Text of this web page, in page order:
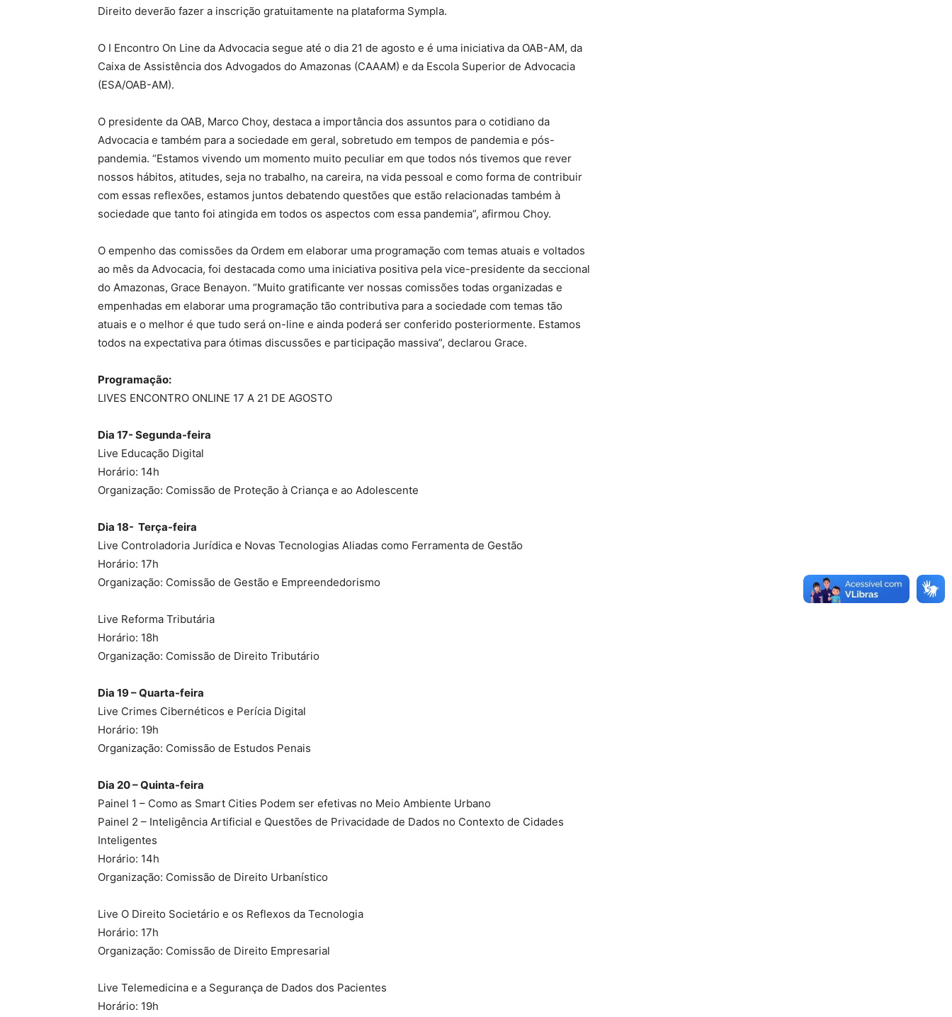
Direito deverão fazer a inscrição gratuitamente na plataforma Sympla.
O I Encontro On Line da Advocacia segue até o dia 21 de agosto e é uma iniciativa da OAB-AM, da
Caixa de Assistência dos Advogados do Amazonas (CAAAM) e da Escola Superior de Advocacia
(ESA/OAB-AM).
O presidente da OAB, Marco Choy, destaca a importância dos assuntos para o cotidiano da
Advocacia e também para a sociedade em geral, sobretudo em tempos de pandemia e pós-
pandemia. “Estamos vivendo um momento muito peculiar em que todos nós tivemos que rever
nossos hábitos, atitudes, seja no trabalho, na careira, na vida pessoal e como forma de contribuir
com essas reflexões, estamos juntos debatendo questões que estão relacionadas também à
sociedade que tanto foi atingida em todos os aspectos com essa pandemia”, afirmou Choy.
O empenho das comissões da Ordem em elaborar uma programação com temas atuais e voltados
ao mês da Advocacia, foi destacada como uma iniciativa positiva pela vice-presidente da seccional
do Amazonas, Grace Benayon. “Muito gratificante ver nossas comissões todas organizadas e
empenhadas em elaborar uma programação tão contributiva para a sociedade com temas tão
atuais e o melhor é que tudo será on-line e ainda poderá ser conferido posteriormente. Estamos
todos na expectativa para ótimas discussões e participação massiva”, declarou Grace.
Programação:
LIVES ENCONTRO ONLINE 17 A 21 DE AGOSTO
Dia 17- Segunda-feira
Live Educação Digital
Horário: 14h
Organização: Comissão de Proteção à Criança e ao Adolescente
Dia 18- Terça-feira
Live Controladoria Jurídica e Novas Tecnologias Aliadas como Ferramenta de Gestão
Horário: 17h
Organização: Comissão de Gestão e Empreendedorismo
Live Reforma Tributária
Horário: 18h
Organização: Comissão de Direito Tributário
Dia 19 – Quarta-feira
Live Crimes Cibernéticos e Perícia Digital
Horário: 19h
Organização: Comissão de Estudos Penais
Dia 20 – Quinta-feira
Painel 1 – Como as Smart Cities Podem ser efetivas no Meio Ambiente Urbano
Painel 2 – Inteligência Artificial e Questões de Privacidade de Dados no Contexto de Cidades
Inteligentes
Horário: 14h
Organização: Comissão de Direito Urbanístico
Live O Direito Societário e os Reflexos da Tecnologia
Horário: 17h
Organização: Comissão de Direito Empresarial
Live Telemedicina e a Segurança de Dados dos Pacientes
Horário: 19h